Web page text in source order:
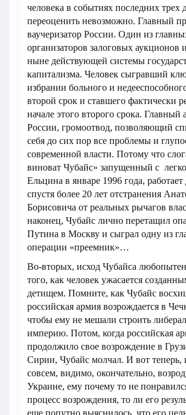
человека в событиях последних трех
переоценить невозможно. Главный
ваучеризатор России. Один из
организаторов залоговых аукционов
ныне действующей системы
капитализма. Человек сыгравший
избрании больного и
второй срок и ставшего фактически
начале этого второго срока. Главный
России, громоотвод, позволяющий
себя до сих пор все проблемы и
современной власти. Потому что
виноват Чубайс» запущенный с
Ельцина в январе 1996 года,
спустя более 20 лет отстранения
Борисовича от реальных рычагов
наконец, Чубайс лично перетащил
Путина в Москву и сыграл одну из
операции «преемник»…
Во-вторых, исход Чубайса
того, как человек ужасается
детищем. Помните, как Чубайс
российская армия возрождается в
чтобы ему не мешали строить
империю. Потом, когда российская
продолжило свое возрождение в
Сирии, Чубайс молчал. И вот теперь,
совсем, видимо, окончательно,
Украине, ему почему то не
процесс возрождения, то ли его
еще попутно выяснилось, что его